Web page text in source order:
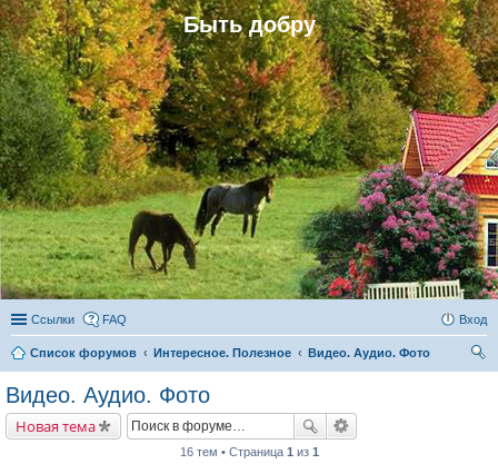
Быть добру
Ссылки FAQ Вход
Список форумов Интересное. Полезное
Видео. Аудио. Фото
Видео. Аудио. Фото
Новая тема
16 тем • Страница 1 из 1